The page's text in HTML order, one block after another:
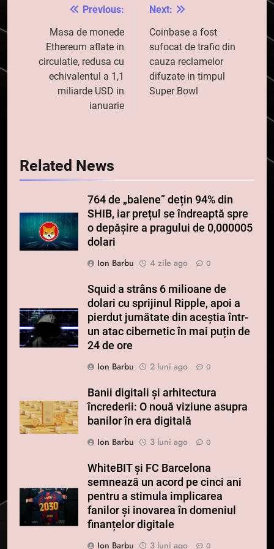
Navigare
articole
Previous:
Masa de monede
Ethereum aflate in
circulatie, redusa cu
echivalentul a 1,1
miliarde USD in
ianuarie
Next:
Coinbase a fost
sufocat de trafic din
cauza reclamelor
difuzate in timpul
Super Bowl
Related News
764 de „balene” dețin 94% din
SHIB, iar prețul se îndreaptă spre
o depășire a pragului de 0,000005
dolari
Ion Barbu
4 zile ago 0
Squid a strâns 6 milioane de
dolari cu sprijinul Ripple, apoi a
pierdut jumătate din aceștia într-
un atac cibernetic în mai puțin de
24 de ore
Ion Barbu
2 luni ago 0
Banii digitali și arhitectura
încrederii: O nouă viziune asupra
banilor în era digitală
Ion Barbu
3 luni ago 0
WhiteBIT și FC Barcelona
semnează un acord pe cinci ani
pentru a stimula implicarea
fanilor și inovarea în domeniul
finanțelor digitale
Ion Barbu
3 luni ago 0